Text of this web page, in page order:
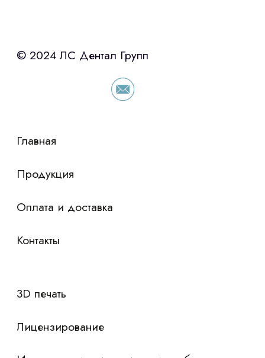
Интересует лизинг?
«Уралпромлизинг» подберем выгодные
условия по лизингу оборудования,
просто оставьте контакты чтобы мы
сориентировали по условиям